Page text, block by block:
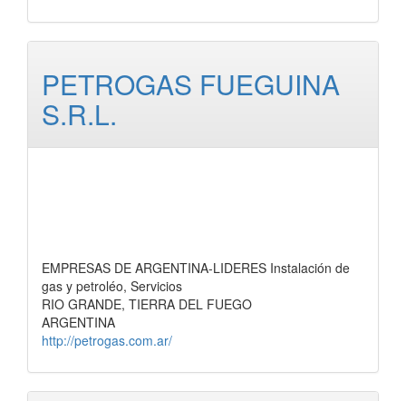
PETROGAS FUEGUINA
S.R.L.
EMPRESAS DE ARGENTINA-LIDERES Instalación de
gas y petroléo, Servicios
RIO GRANDE, TIERRA DEL FUEGO
ARGENTINA
http://petrogas.com.ar/